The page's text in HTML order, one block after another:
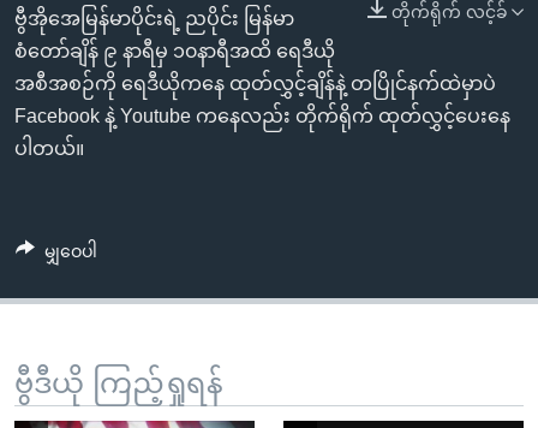
ကျော်
ကြည့်
ရန်
ရှာဖွေ
ရန်
ကျော်
ဘာသာစကားများ
တိုက်ရိုက် လင့်ခ်
ဗွီအိုအေမြန်မာပိုင်းရဲ့ ညပိုင်း မြန်မာ
စံတော်ချိန် ၉ နာရီမှ ၁၀နာရီအထိ ရေဒီယို
အစီအစဉ်ကို ရေဒီယိုကနေ ထုတ်လွှင့်ချိန်နဲ့ တပြိုင်နက်ထဲမှာပဲ
Facebook နဲ့ Youtube ကနေလည်း တိုက်ရိုက် ထုတ်လွှင့်ပေးနေ
ပါတယ်။
မျှဝေပါ
ဗွီဒီယို ကြည့်ရှုရန်